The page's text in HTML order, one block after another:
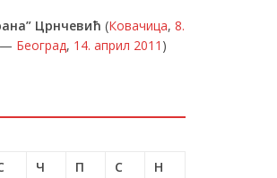
Црнчевић (Ковачица, 8.
Београд, 14. април 2011 )
Ч П С
Н